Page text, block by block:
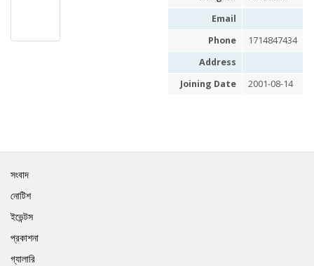
Email
Phone
1714847434
Address
Joining Date
2001-08-14
সংবাদ
নোটিশ
ইভেন্টস
প্রকাশনা
গ্যালারি